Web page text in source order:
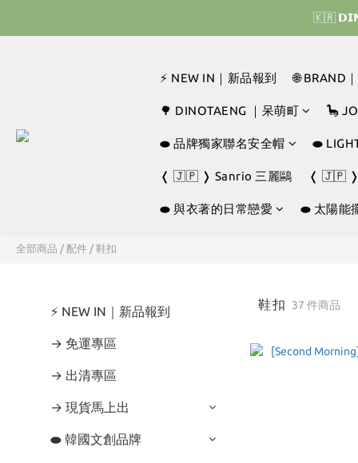
🇰🇷
🇰🇷
🇰🇷
⚡ NEW IN｜新品報到 🌐 BRAND
🌳 DINOTAENG ｜呆萌町 🦕
⬬ 品牌獨家聯名安全帽 ⬬
❬ 🇯🇵 ❭ Sanrio 三麗鷗 ❬ 🇯🇵 ❭
⬬ 與衣著的日常戀愛 ⬬ 太陽能
全部商品 / 配件 / 鞋扣
⚡ NEW IN｜新品報到
→ 免運專區
→ 出清專區
→ 現貨馬上出
⬬ 韓國文創品牌
鞋扣 37 件商品